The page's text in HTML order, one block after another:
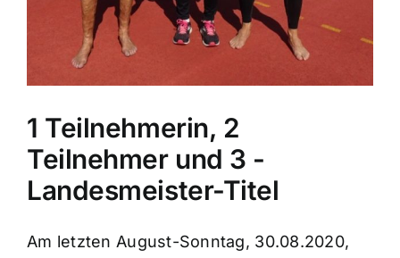
1 Teilnehmerin, 2
Teilnehmer und 3 -
Landesmeister-Titel
Am letzten August-Sonntag, 30.08.2020,